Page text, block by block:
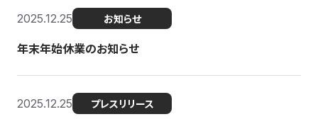
2025.12.25 お知らせ
年末年始休業のお知らせ
2025.12.25 プレスリリース